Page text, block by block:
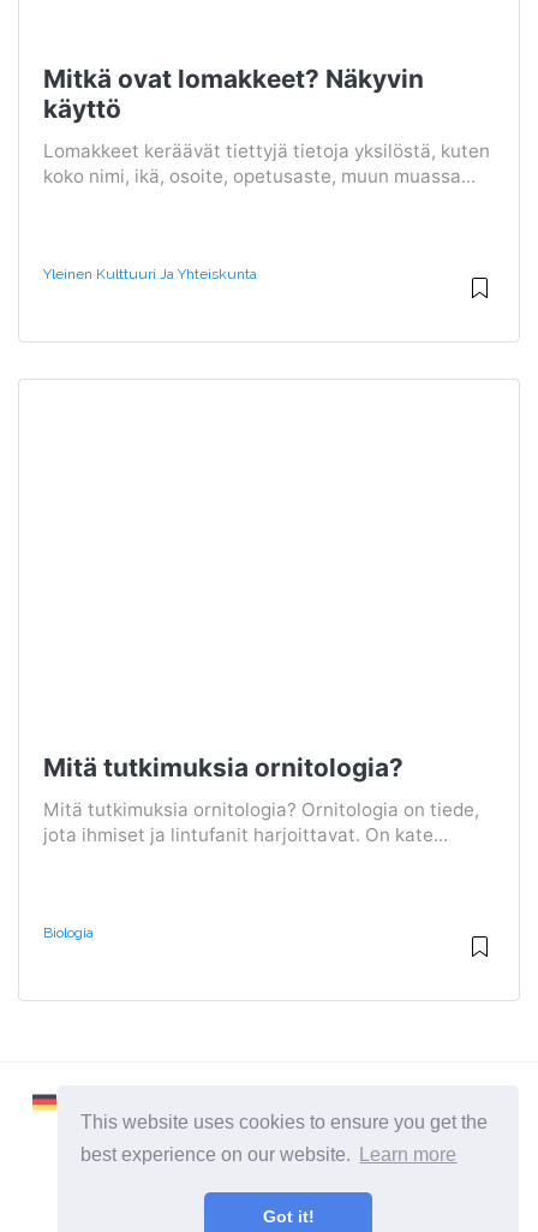
This website uses cookies to ensure you get the
best experience on our website.
Learn more
Got it!
Mitkä ovat lomakkeet? Näkyvin
käyttö
Lomakkeet keräävät tiettyjä tietoja yksilöstä, kuten
koko nimi, ikä, osoite, opetusaste, muun muassa...
Yleinen Kulttuuri Ja Yhteiskunta
Mitä tutkimuksia ornitologia?
Mitä tutkimuksia ornitologia? Ornitologia on tiede,
jota ihmiset ja lintufanit harjoittavat. On kate...
Biologia
2026 ©Learnaboutworld
Kaikki kategoriat